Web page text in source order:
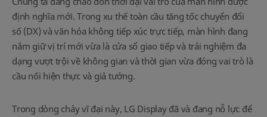
định nghĩa mới. Trong xu thế toàn cầu tăng tốc chuyển đổi
số (DX) và văn hóa không tiếp xúc trực tiếp, màn hình đang
nắm giữ vị trí mới vừa là cửa sổ giao tiếp và trải nghiệm đa
dạng vượt trội về không gian và thời gian vừa đóng vai trò là
cầu nối hiện thực và giả tưởng.
Trong dòng chảy vĩ đại này, LG Display đã và đang nỗ lực để